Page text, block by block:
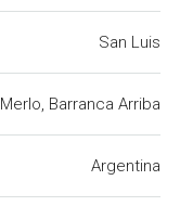
San Luis
Merlo, Barranca Arriba
Argentina